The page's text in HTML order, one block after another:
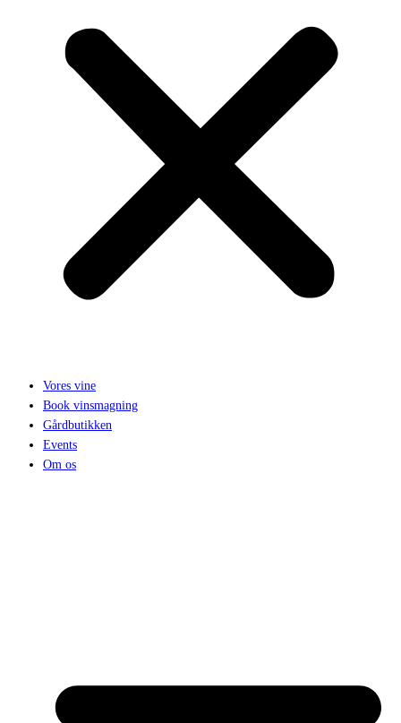
Vores vine
Book vinsmagning
Gårdbutikken
Events
Om os